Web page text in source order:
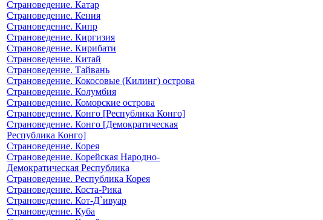
Страноведение. Катар
Страноведение. Кения
Страноведение. Кипр
Страноведение. Киргизия
Страноведение. Кирибати
Страноведение. Китай
Страноведение. Тайвань
Страноведение. Кокосовые (Килинг) острова
Страноведение. Колумбия
Страноведение. Коморские острова
Страноведение. Конго [Республика Конго]
Страноведение. Конго [Демократическая
Республика Конго]
Страноведение. Корея
Страноведение. Корейская Народно-
Демократическая Республика
Страноведение. Республика Корея
Страноведение. Коста-Рика
Страноведение. Кот-Д`ивуар
Страноведение. Куба